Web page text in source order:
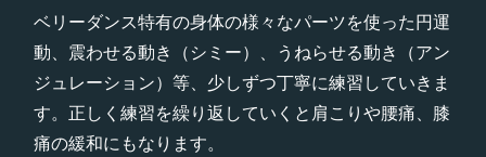
ベリーダンス特有の身体の様々なパーツを使った円運
動、震わせる動き（シミー）、うねらせる動き（アン
ジュレーション）等、少しずつ丁寧に練習していきま
す。正しく練習を繰り返していくと肩こりや腰痛、膝
痛の緩和にもなります。